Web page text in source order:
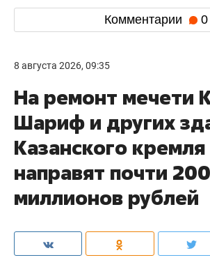
Комментарии 0
8 августа 2026, 09:35
На ремонт мечети
Шариф и других
Казанского кремля
направят почти 200
миллионов рублей